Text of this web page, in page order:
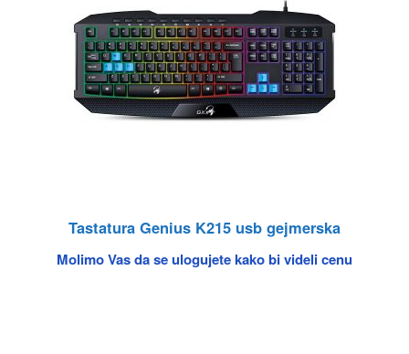
Tastatura Genius K215 usb gejmerska
Molimo Vas da se ulogujete kako bi videli cenu